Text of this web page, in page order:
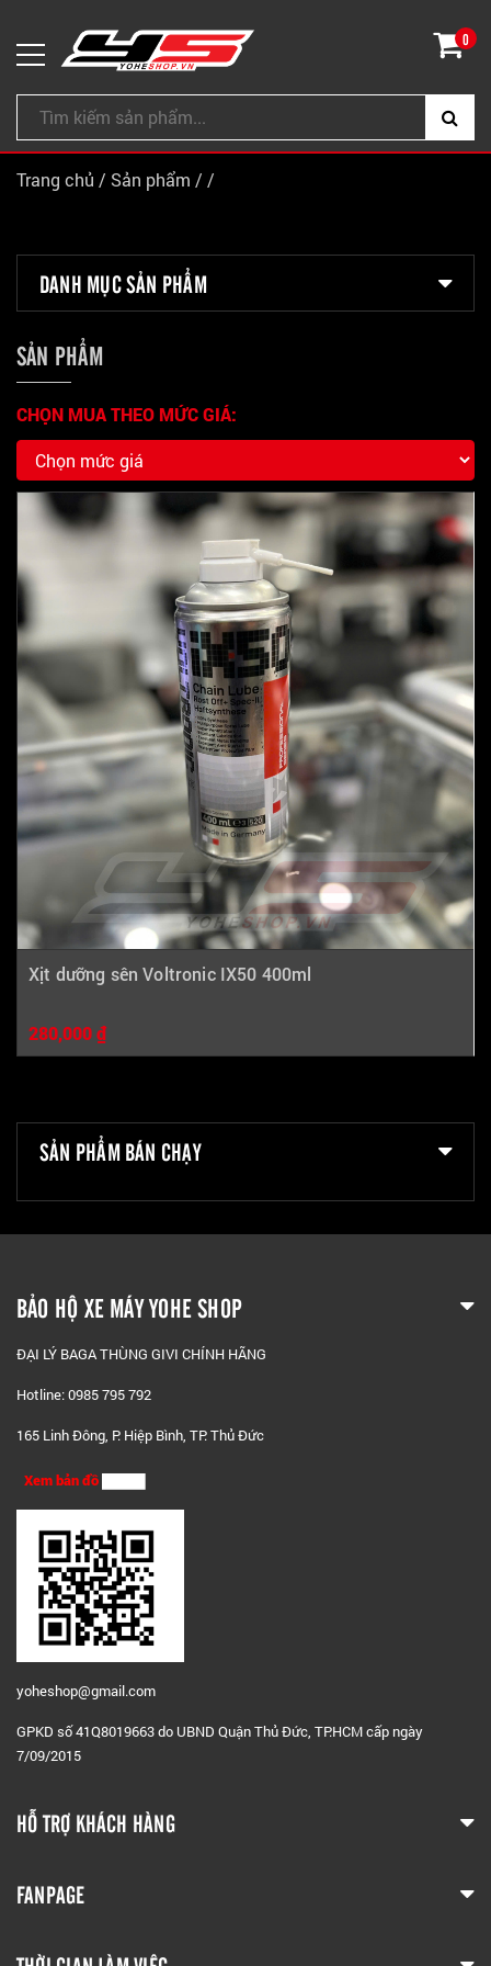
0
Trang chủ / Sản phẩm / /
DANH MỤC SẢN PHẨM
SẢN PHẨM
CHỌN MUA THEO MỨC GIÁ:
Xịt dưỡng sên Voltronic IX50 400ml
280,000 ₫
SẢN PHẨM BÁN CHẠY
BẢO HỘ XE MÁY YOHE SHOP
ĐẠI LÝ BAGA THÙNG GIVI CHÍNH HÃNG
Hotline: 0985 795 792
165 Linh Đông, P. Hiệp Bình, TP. Thủ Đức
Xem bản đồ
yoheshop@gmail.com
GPKD số 41Q8019663 do UBND Quận Thủ Đức, TP.HCM cấp ngày
7/09/2015
HỖ TRỢ KHÁCH HÀNG
FANPAGE